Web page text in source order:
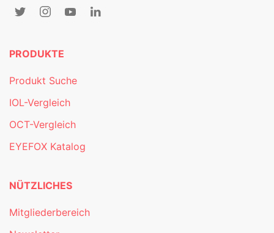
PRODUKTE
Produkt Suche
IOL-Vergleich
OCT-Vergleich
EYEFOX Katalog
NÜTZLICHES
Mitgliederbereich